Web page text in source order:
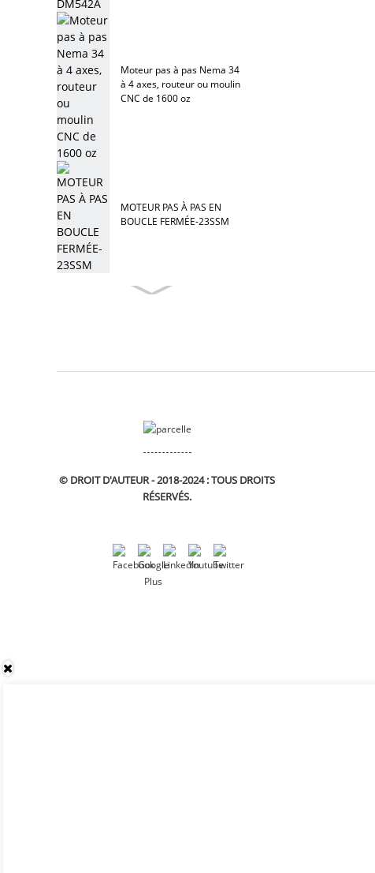
Moteur pas à pas Nema 34
à 4 axes, routeur ou moulin
CNC de 1600 oz
MOTEUR PAS À PAS EN
BOUCLE FERMÉE-23SSM
© DROIT D'AUTEUR - 2018-2024 : TOUS DROITS
RÉSERVÉS.